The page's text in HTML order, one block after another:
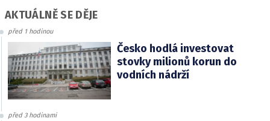
AKTUÁLNĚ SE DĚJE
před 1 hodinou
Česko hodlá investovat
stovky milionů korun do
vodních nádrží
před 3 hodinami